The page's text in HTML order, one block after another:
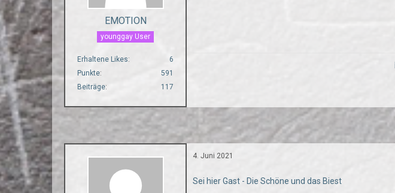
EMOTION
younggay User
Erhaltene Likes
6
Punkte
591
Beiträge
117
4. Juni 2021
Sei hier Gast - Die Schöne und das Biest